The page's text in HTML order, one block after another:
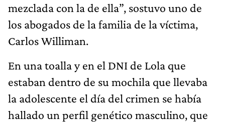
mezclada con la de ella”, sostuvo uno de
los abogados de la familia de la víctima,
Carlos Williman.
En una toalla y en el DNI de Lola que
estaban dentro de su mochila que llevaba
la adolescente el día del crimen se había
hallado un perfil genético masculino, que